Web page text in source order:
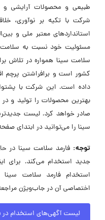
طبیعی و محصولات آرایشی
شرکت با تکیه بر نوآوری،
استانداردهای معتبر ملی و
مسئولیت خود نسبت به سلامت
سلامت سینا همواره در تلاش
کشور است و برافراشتن پرچم
داده است. این شرکت با
بهترین محصولات را تولید و
صادر خواهد کرد. لیست
سینا را می‌توانید در ابتدای
توجه:
جدید استخدام می‌کند. برای
استخدام فارمد سلامت
اختصاصی آن در جاب‌ویژن
لیست آگهی‌های استخدام در